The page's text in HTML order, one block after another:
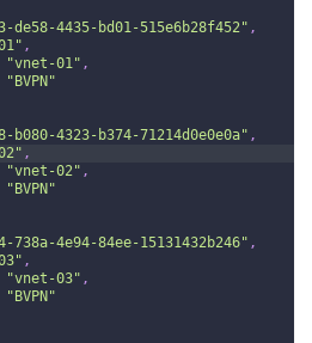
de58-4435-bd01-515e6b28f452" ,
,
"vnet-01" ,
"BVPN"
b080-4323-b374-71214d0e0e0a" ,
,
"vnet-02" ,
"BVPN"
738a-4e94-84ee-15131432b246" ,
,
"vnet-03" ,
"BVPN"